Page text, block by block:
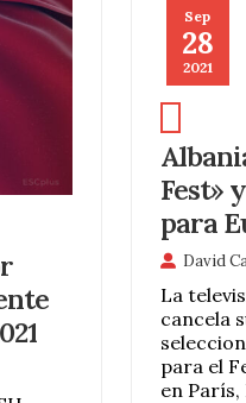
Sep
28
2021
Fest»
para
David
La
cancela
para el
en